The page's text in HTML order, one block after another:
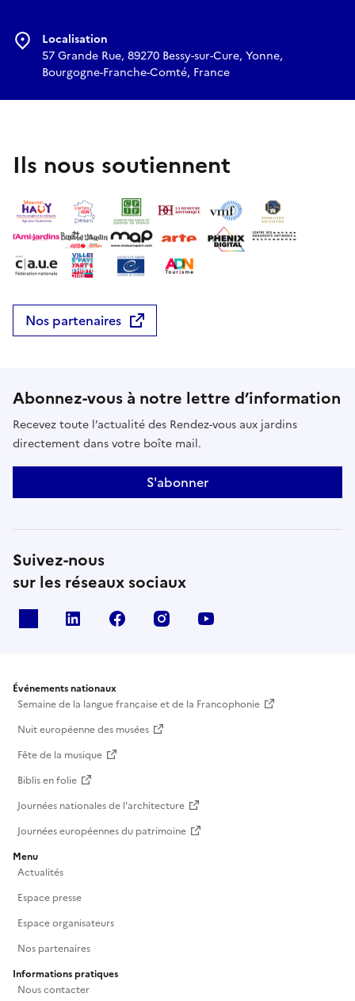
Localisation
57 Grande Rue, 89270 Bessy-sur-Cure, Yonne,
Bourgogne-Franche-Comté, France
Ils nous soutiennent
Nos partenaires
Abonnez-vous à notre lettre d’information
Recevez toute l’actualité des Rendez-vous aux jardins
directement dans votre boîte mail.
S'abonner
Suivez-nous
sur les réseaux sociaux
Linkedin Facebook Instagram
Événements nationaux
Semaine de la langue française et de la Francophonie
Nuit européenne des musées
Fête de la musique
Biblis en folie
Journées nationales de l'architecture
Journées européennes du patrimoine
Menu
Actualités
Espace presse
Espace organisateurs
Nos partenaires
Informations pratiques
Nous contacter